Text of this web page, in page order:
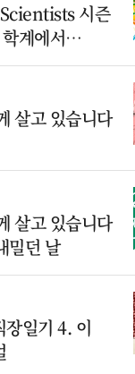
시즌
계에서
살고 있습니다
살고 있습니다
밀던 날
장일기 4. 이